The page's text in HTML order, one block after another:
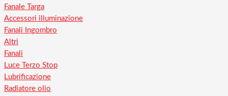
Fanale Targa
Accessori illuminazione
Fanali Ingombro
Altri
Fanali
Luce Terzo Stop
Lubrificazione
Radiatore olio